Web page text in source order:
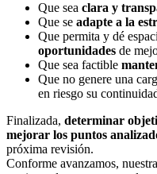
Que sea clara y
Que se adapte a la
Que permita y dé
oportunidades de
Que sea factible
Que no genere una
en riesgo su
Finalizada, determinar
mejorar los puntos
próxima revisión.
Conforme avanzamos,